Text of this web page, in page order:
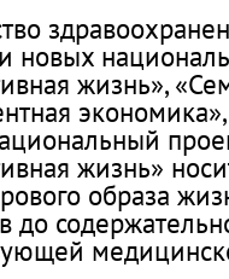
новых
жизнь»,
жизнь»
образа
до